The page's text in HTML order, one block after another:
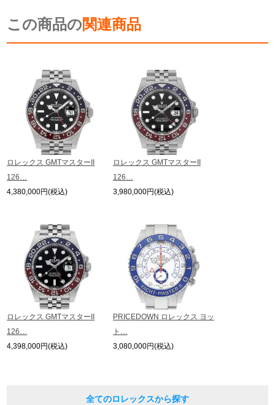
この商品の関連商品
ロレックス GMTマスターII
126…
4,380,000円(税込)
ロレックス GMTマスターII
126…
4,398,000円(税込)
ロレックス GMTマスターII
126…
3,980,000円(税込)
PRICEDOWN ロレックス ヨッ
ト…
3,080,000円(税込)
全てのロレックスから探す
ます。
の掲載を控えております。
※当店では店頭販売も行っております為、サイトでのご注文と店頭処理との時
間差で在庫切れになる場合がございます。
予めご了承くださいませ。
また、ご来店にてご購入を希望される場合にも、事前に在庫の確認をお電話か
メールにてお問い合わせいただけますようお願いいたします。
※アンティーク品やユーズド品の場合、外装および内部機械に代替部品を使用
している場合がございます。
※表示の定価は、入荷時の価格となっております。
現在の定価と異なる場合がございますのでご了承くださいませ。